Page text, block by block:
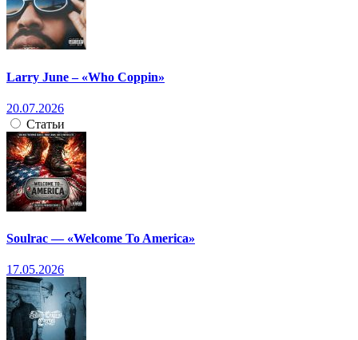
Larry June – «Who Coppin»
20.07.2026
Статьи
Soulrac — «Welcome To America»
17.05.2026